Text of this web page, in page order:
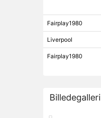
Fairplay1980
Liverpool
Fairplay1980
Billedegalleri